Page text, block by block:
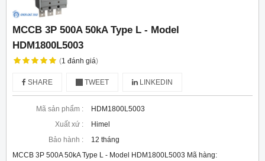
MCCB 3P 500A 50kA Type L - Model
HDM1800L5003
(1 đánh giá)
SHARE TWEET LINKEDIN
Mã sản phẩm :
HDM1800L5003
Xuất xứ :
Himel
Bảo hành :
12 tháng
MCCB 3P 500A 50kA Type L - Model HDM1800L5003 Mã hàng: